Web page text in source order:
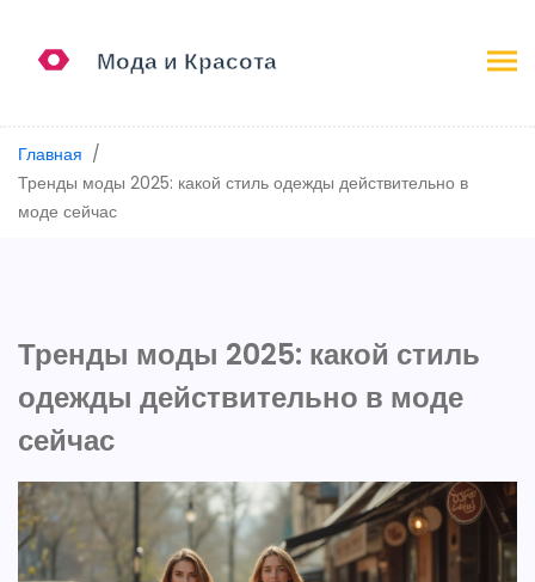
Главная
Тренды моды 2025: какой стиль одежды действительно в
моде сейчас
Тренды моды 2025: какой стиль
одежды действительно в моде
сейчас